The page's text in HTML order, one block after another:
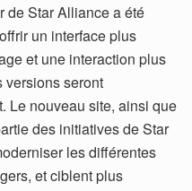
de Star Alliance a été
un interface plus
et une interaction plus
versions seront
Le nouveau site, ainsi que
des initiatives de Star
les différentes
et ciblent plus